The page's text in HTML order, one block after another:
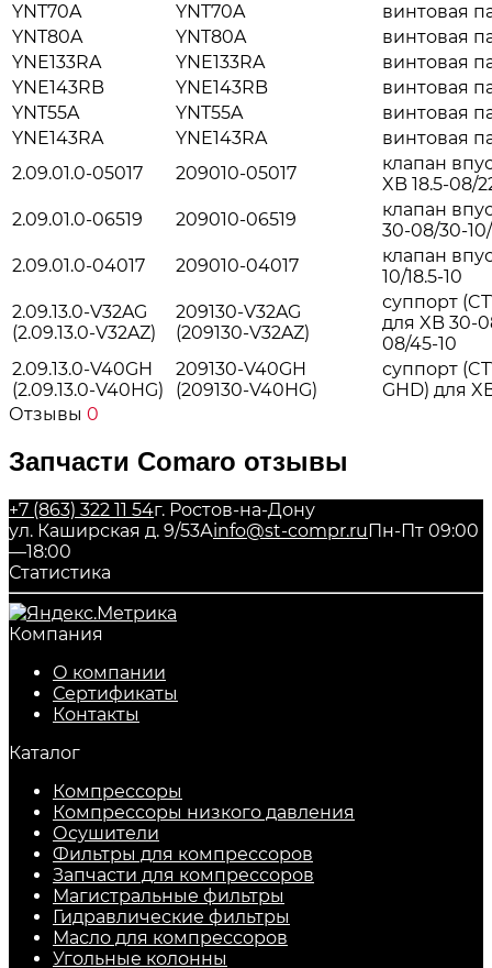
YNT70A
YNT70A
винтовая
YNT80A
YNT80A
винтовая
YNE133RA
YNE133RA
винтовая
YNE143RB
YNE143RB
винтовая
YNT55A
YNT55A
винтовая
YNE143RA
YNE143RA
винтовая
2.09.01.0-05017
209010-05017
клапан
XB 18.5-08/
2.09.01.0-06519
209010-06519
клапан
30-08/30-
2.09.01.0-04017
209010-04017
клапан
10/18.5-10
2.09.13.0-V32AG
(2.09.13.0-V32AZ)
209130-V32AG
(209130-V32AZ)
суппорт
для XB 30-
08/45-10
2.09.13.0-V40GH
(2.09.13.0-V40HG)
209130-V40GH
(209130-V40HG)
суппорт
GHD) для
Отзывы 0
Запчасти Comaro отзывы
+7 (863) 322 11 54г. Ростов-на-Дону
ул. Каширская д. 9/53Аinfo@st-compr.ru Пн-Пт 09:00
—18:00
Статистика
Компания
О компании
Сертификаты
Контакты
Каталог
Компрессоры
Компрессоры низкого давления
Осушители
Фильтры для компрессоров
Запчасти для компрессоров
Магистральные фильтры
Гидравлические фильтры
Масло для компрессоров
Угольные колонны